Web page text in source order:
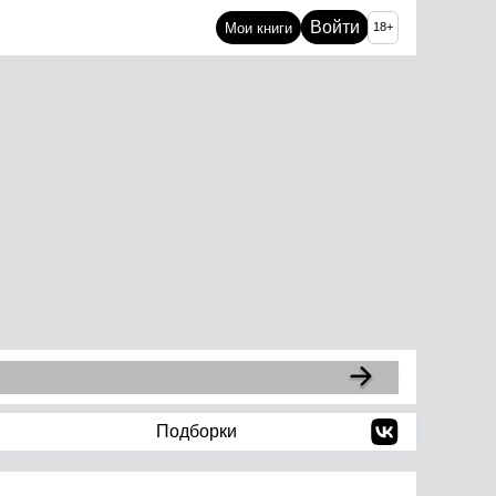
Мои книги Войти 18+
Подборки